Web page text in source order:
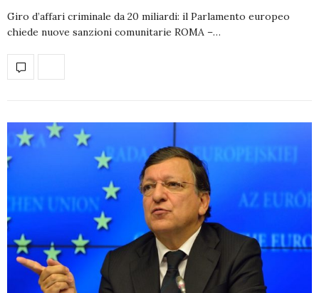
Giro d’affari criminale da 20 miliardi: il Parlamento europeo
chiede nuove sanzioni comunitarie ROMA –…